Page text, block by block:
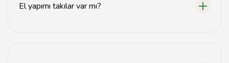
El yapımı takılar var mı?